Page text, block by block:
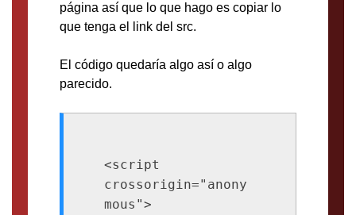
página así que lo que hago es copiar lo
que tenga el link del src.
El código quedaría algo así o algo
parecido.
<script
crossorigin="anony
mous">